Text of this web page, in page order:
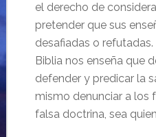
el derecho de
pretender que sus
desafiadas o
Biblia nos enseña que
defender y predicar la
mismo denunciar a los
falsa doctrina, sea